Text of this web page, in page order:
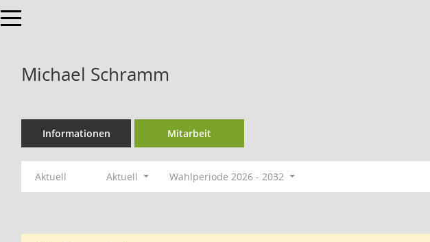
Toggle navigation
Michael Schramm
Informationen Mitarbeit
Aktuell Aktuell Wahlperiode 2026 - 2032